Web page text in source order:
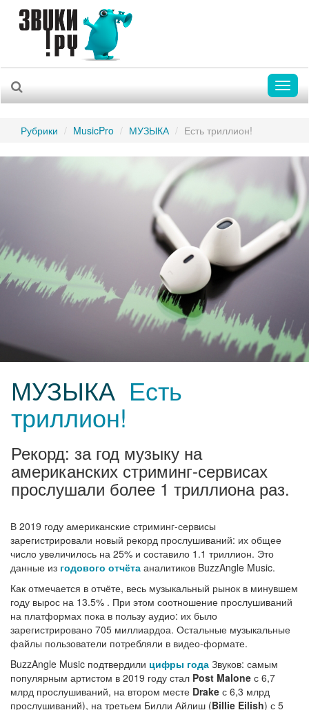
Рубрики MusicPro МУЗЫКА Есть триллион!
МУЗЫКА Есть
триллион!
Рекорд: за год музыку на
американских стриминг-сервисах
прослушали более 1 триллиона раз.
В 2019 году американские стриминг-сервисы
зарегистрировали новый рекорд прослушиваний: их общее
число увеличилось на 25% и составило 1.1 триллион. Это
данные из годового отчёта аналитиков BuzzAngle Music.
Как отмечается в отчёте, весь музыкальный рынок в минувшем
году вырос на 13.5% . При этом соотношение прослушиваний
на платформах пока в пользу аудио: их было
зарегистрировано 705 миллиардоа. Остальные музыкальные
файлы пользователи потребляли в видео-формате.
BuzzAngle Music подтвердили цифры года Звуков: самым
популярным артистом в 2019 году стал Post Malone с 6,7
млрд прослушиваний, на втором месте Drake с 6,3 млрд
прослушиваний), на третьем Билли Айлиш (Billie Eilish) с 5